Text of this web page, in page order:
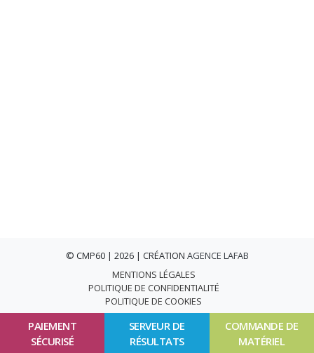
PAIEMENT
SÉCURISÉ
SERVEUR DE
RÉSULTATS
COMMANDE DE
MATÉRIEL
© CMP60 | 2026 | CRÉATION AGENCE LAFAB
MENTIONS LÉGALES
POLITIQUE DE CONFIDENTIALITÉ
POLITIQUE DE COOKIES